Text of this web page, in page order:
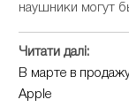
наушники могут
Читати далі:
В марте в
Apple